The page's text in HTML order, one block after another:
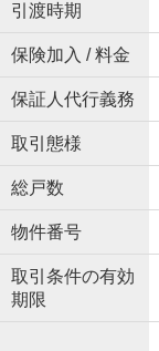
引渡時期
保険加入 / 料金
保証人代行義務
取引態様
総戸数
物件番号
取引条件の有効
期限